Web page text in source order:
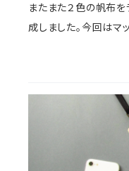
またまた２色の帆布
成しました。今回はマ